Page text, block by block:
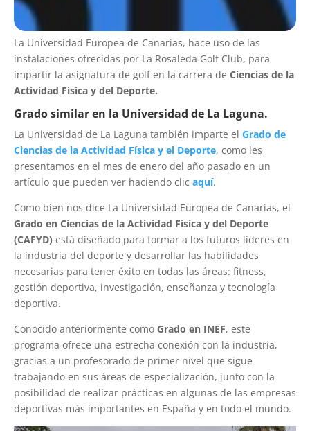
La Universidad Europea de Canarias, hace uso de las
instalaciones ofrecidas por La Rosaleda Golf Club, para
impartir la asignatura de golf en la carrera de Ciencias de la
Actividad Física y del Deporte.
Grado similar en la Universidad de La Laguna.
La Universidad de La Laguna también imparte el Grado de
Ciencias de la Actividad Física y el Deporte, como les
presentamos en el mes de enero del año pasado en un
artículo que pueden ver haciendo clic aquí.
Como bien nos dice La Universidad Europea de Canarias, el
Grado en Ciencias de la Actividad Física y del Deporte
(CAFYD) está diseñado para formar a los futuros líderes en
la industria del deporte y desarrollar las habilidades
necesarias para tener éxito en todas las áreas: fitness,
gestión deportiva, investigación, enseñanza y tecnología
deportiva.
Conocido anteriormente como Grado en INEF, este
programa ofrece una estrecha conexión con la industria,
gracias a un profesorado de primer nivel que sigue
trabajando en sus áreas de especialización, junto con la
posibilidad de realizar prácticas en algunas de las empresas
deportivas más importantes en España y en todo el mundo.